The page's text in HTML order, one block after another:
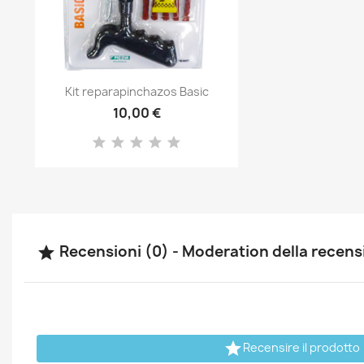
Anteprima
Kit reparapinchazos Basic
10,00 €
 Recensioni (0) - Moderation della
Recensire il prodotto